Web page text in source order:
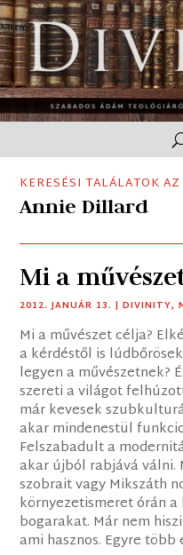
KERESÉSI TALÁLATOK
Annie Dillard
Mi a
2012. JANUÁR 13. |DIVINITY,
Mi a művészet célja?
a kérdéstől is
legyen a művészetnek?
szereti a világot
már kevesek
akar mindenestül
Felszabadult a
akar újból rabjává válni.
szobrait vagy Mikszáth
környezetismeret órán a
bogarakat. Már nem
ami hasznos. Egyre több